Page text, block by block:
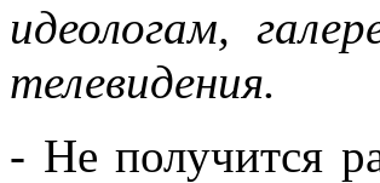
идеологам,
телевидения.
- Не получится